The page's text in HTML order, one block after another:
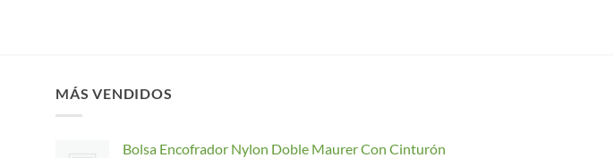
MÁS VENDIDOS
Bolsa Encofrador Nylon Doble Maurer Con Cinturón